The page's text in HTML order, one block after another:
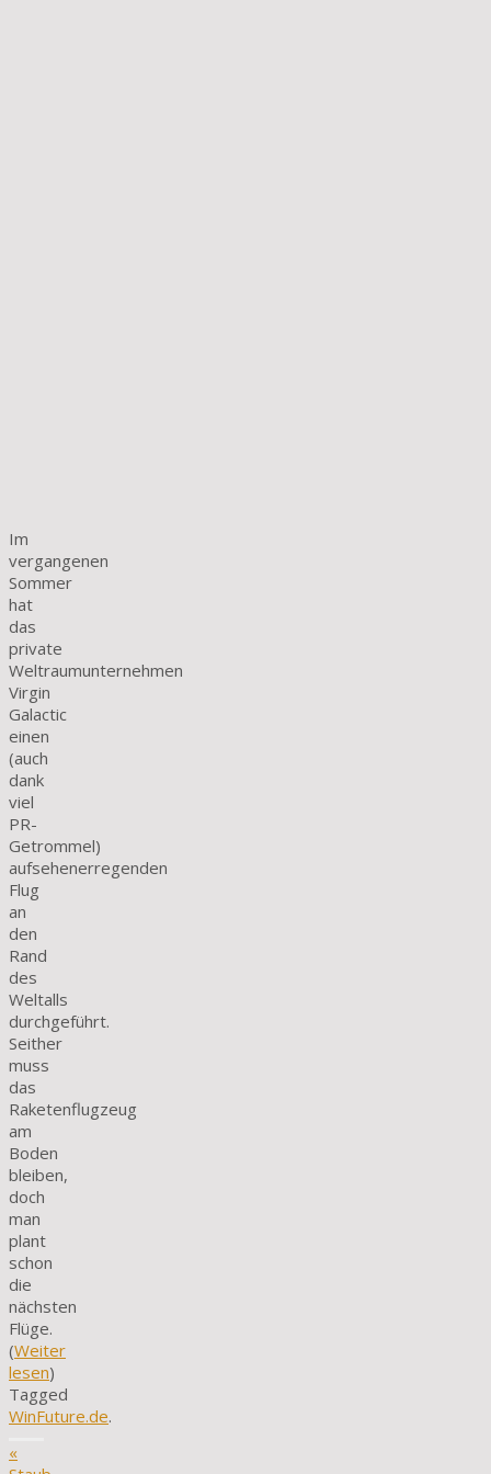
Im
vergangenen
Sommer
hat
das
private
Weltraumunternehmen
Virgin
Galactic
einen
(auch
dank
viel
PR-
Getrommel)
aufsehenerregenden
Flug
an
den
Rand
des
Weltalls
durchgeführt.
Seither
muss
das
Raketenflugzeug
am
Boden
bleiben,
doch
man
plant
schon
die
nächsten
Flüge.
(Weiter
lesen)
Tagged
WinFuture.de.
«